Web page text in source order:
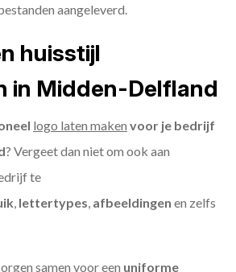
aangeleverd.
huisstijl
in Midden-Delfland
logo laten maken voor je bedrijf
? Vergeet dan niet om ook aan
te
, lettertypes, afbeeldingen en zelfs
samen voor een uniforme